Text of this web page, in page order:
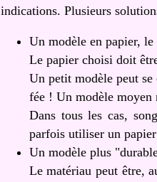
indications. Plusieurs
Un modèle en papier,
Le papier choisi doit
Un petit modèle peut
fée ! Un modèle moyen
Dans tous les cas,
parfois utiliser un
Un modèle plus
Le matériau peut être,